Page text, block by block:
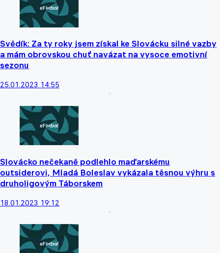
Svědík: Za ty roky jsem získal ke Slovácku silné vazby
a mám obrovskou chuť navázat na vysoce emotivní
sezonu
25.01.2023 14:55
Slovácko nečekaně podlehlo maďarskému
outsiderovi, Mladá Boleslav vykázala těsnou výhru s
druholigovým Táborskem
18.01.2023 19:12